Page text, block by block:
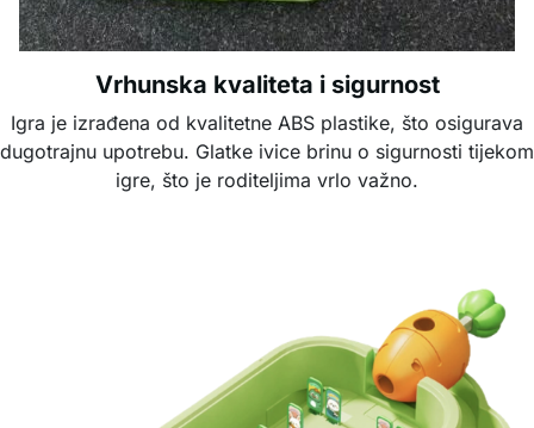
Vrhunska kvaliteta i sigurnost
Igra je izrađena od kvalitetne ABS plastike, što osigurava
dugotrajnu upotrebu. Glatke ivice brinu o sigurnosti tijekom
igre, što je roditeljima vrlo važno.